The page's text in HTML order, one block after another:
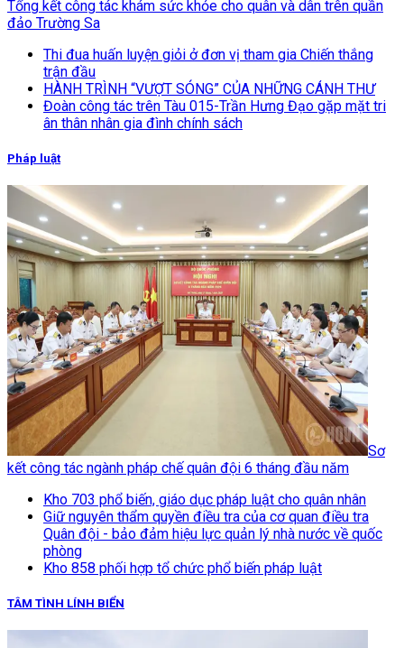
Tổng kết công tác khám sức khỏe cho quân và dân trên quần
đảo Trường Sa
Thi đua huấn luyện giỏi ở đơn vị tham gia Chiến thắng
trận đầu
HÀNH TRÌNH “VƯỢT SÓNG” CỦA NHỮNG CÁNH THƯ
Đoàn công tác trên Tàu 015-Trần Hưng Đạo gặp mặt tri
ân thân nhân gia đình chính sách
Pháp luật
Sơ
kết công tác ngành pháp chế quân đội 6 tháng đầu năm
Kho 703 phổ biến, giáo dục pháp luật cho quân nhân
Giữ nguyên thẩm quyền điều tra của cơ quan điều tra
Quân đội - bảo đảm hiệu lực quản lý nhà nước về quốc
phòng
Kho 858 phối hợp tổ chức phổ biến pháp luật
TÂM TÌNH LÍNH BIỂN